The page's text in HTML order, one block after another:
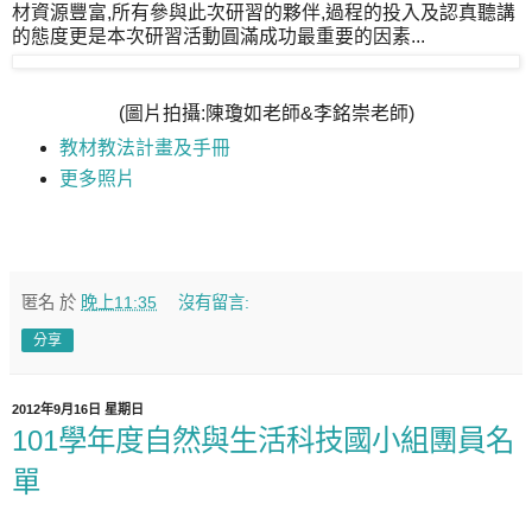
材資源豐富,所有參與此次研習的夥伴,過程的投入及認真聽講
的態度更是本次研習活動圓滿成功最重要的因素...
(圖片拍攝:陳瓊如老師&李銘崇老師)
教材教法計畫及手冊
更多照片
匿名 於 晚上11:35 沒有留言:
分享
2012年9月16日 星期日
101學年度自然與生活科技國小組團員名
單